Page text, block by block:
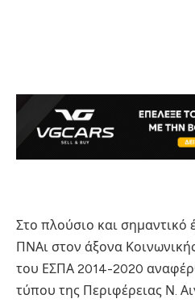
Στο πλούσιο και σημαντικό
ΠΝΑι στον άξονα
του ΕΣΠΑ 2014-2020
τύπου της Περιφέρειας Ν.